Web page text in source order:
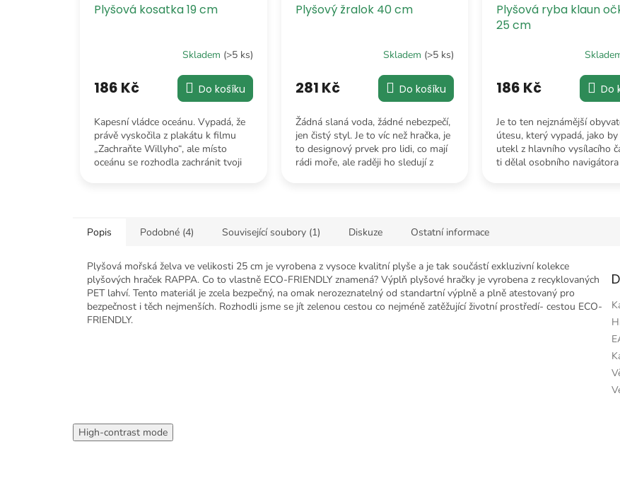
Plyšová kosatka 19 cm
Skladem (>5 ks)
186 Kč Do košíku
Kapesní vládce oceánu. Vypadá, že
právě vyskočila z plakátu k filmu
„Zachraňte Willyho“, ale místo
oceánu se rozhodla zachránit tvoji
Plyšový žralok 40 cm
Skladem (>5 ks)
281 Kč Do košíku
Žádná slaná voda, žádné nebezpečí,
jen čistý styl. Je to víc než hračka, je
to designový prvek pro lidi, co mají
rádi moře, ale raději ho sledují z
Plyšová ryba klaun
25 cm
186 Kč Do
Je to ten nejznámější
útesu, který vypadá, jako
utekl z hlavního vysílacího
ti dělal osobního
Popis Podobné (4) Související soubory (1) Diskuze Ostatní informace
Plyšová mořská želva ve velikosti 25 cm je vyrobena z vysoce kvalitní plyše a je tak součástí exkluzivní kolekce
plyšových hraček RAPPA. Co to vlastně ECO-FRIENDLY znamená? Výplň plyšové hračky je vyrobena z recyklovaných
PET lahví. Tento materiál je zcela bezpečný, na omak nerozeznatelný od standartní výplně a plně atestovaný pro
bezpečnost i těch nejmenších. Rozhodli jsme se jít zelenou cestou co nejméně zatěžující životní prostředí- cestou ECO-
FRIENDLY.
High-contrast mode